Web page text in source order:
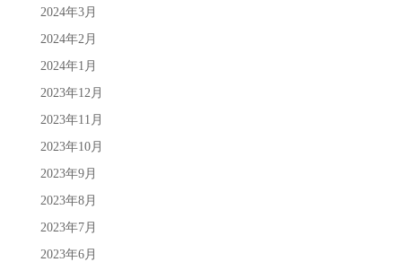
2024年3月
2024年2月
2024年1月
2023年12月
2023年11月
2023年10月
2023年9月
2023年8月
2023年7月
2023年6月